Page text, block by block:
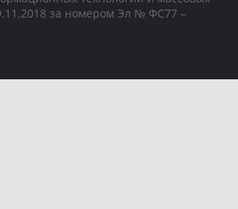
за номером Эл № ФС77 –